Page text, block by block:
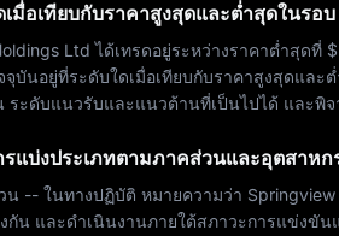
มื่อเทียบกับราคาสูงสุดและต่ำสุดในรอ
Ltd ได้เทรดอยู่ระหว่างราคาต่ำสุดที่
บันอยู่ที่ระดับใดเมื่อเทียบกับราคาสูงสุดแล
ระดับแนวรับและแนวต้านที่เป็นไปได้ และพิ
แบ่งประเภทตามภาคส่วนและอุตสาหก
น -- ในทางปฏิบัติ หมายความว่า
น และดำเนินงานภายใต้สภาวะการแข่งขัน